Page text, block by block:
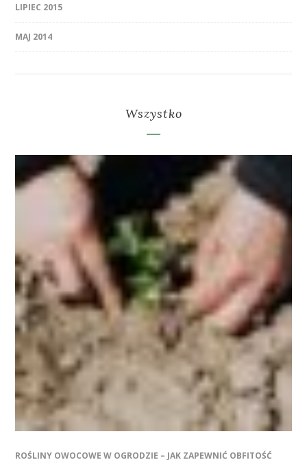
LIPIEC 2015
MAJ 2014
Wszystko
ROŚLINY OWOCOWE W OGRODZIE – JAK ZAPEWNIĆ OBFITOŚĆ